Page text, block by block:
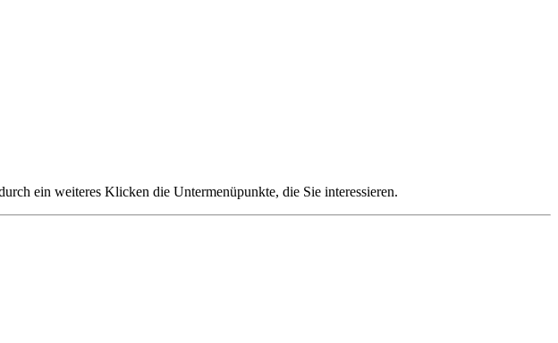
ein weiteres Klicken die Untermenüpunkte, die Sie interessieren.